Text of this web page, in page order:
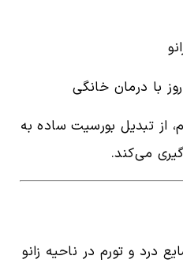
از تبدیل بورسیت ساده به
می‌کند.
درد و تورم در ناحیه زانو